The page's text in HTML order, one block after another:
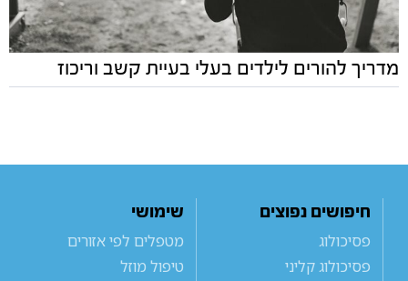
מדריך להורים לילדים בעלי בעיית קשב וריכוז
חיפושים נפוצים
פסיכולוג
פסיכולוג קליני
שימושי
מטפלים לפי אזורים
טיפול מוזל